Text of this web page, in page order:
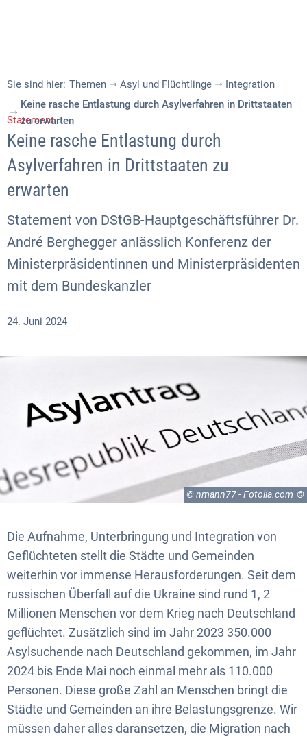
Sie sind hier: Themen Asyl und Flüchtlinge
Integration
Keine rasche Entlastung durch Asylverfahren in Drittstaaten
zu erwarten
Statement
Keine rasche Entlastung durch
Asylverfahren in Drittstaaten zu
erwarten
Statement von DStGB-Hauptgeschäftsführer Dr.
André Berghegger anlässlich Konferenz der
Ministerpräsidentinnen und Ministerpräsidenten
mit dem Bundeskanzler
24. Juni 2024
© nmann77 - Fotolia.com
Die Aufnahme, Unterbringung und Integration von
Geflüchteten stellt die Städte und Gemeinden
weiterhin vor immense Herausforderungen. Seit dem
russischen Überfall auf die Ukraine sind rund 1, 2
Millionen Menschen vor dem Krieg nach Deutschland
geflüchtet. Zusätzlich sind im Jahr 2023 350.000
Asylsuchende nach Deutschland gekommen, im Jahr
2024 bis Ende Mai noch einmal mehr als 110.000
Personen. Diese große Zahl an Menschen bringt die
Städte und Gemeinden an ihre Belastungsgrenze. Wir
müssen daher alles daransetzen, die Migration nach